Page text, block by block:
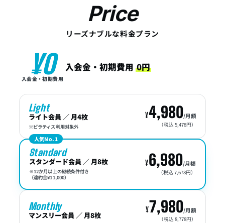
Price
リーズナブルな料金プラン
¥0
入会金・初期費用
入会金・初期費用0円
Light
ライト会員 ／ 月4枚
※ピラティス利用対象外
4,980/月額
（税込 5,478円）
人気No.1
Standard
スタンダード会員 ／ 月8枚
※12か月以上の継続条件付き
（違約金¥11,000）
6,980/月額
（税込 7,678円）
Monthly
マンスリー会員 ／ 月8枚 7,980/月額
（税込 8,778円）